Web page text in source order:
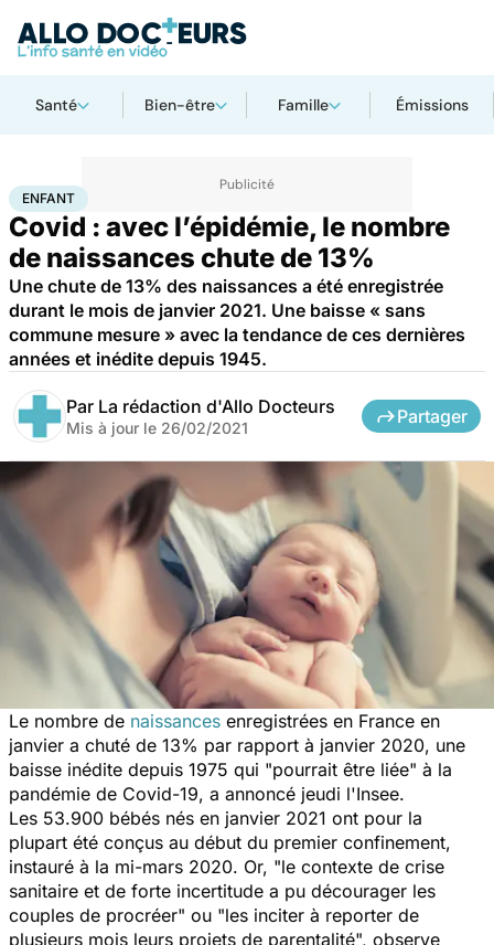
Santé Bien-être Famille Émissions
AccueilFamille
ENFANT
Covid : avec l’épidémie, le nombre
de naissances chute de 13%
Une chute de 13% des naissances a été enregistrée
durant le mois de janvier 2021. Une baisse « sans
commune mesure » avec la tendance de ces dernières
années et inédite depuis 1945.
Par La rédaction d'Allo Docteurs
Mis à jour le 26/02/2021
Partager
Le nombre de naissances enregistrées en France en
janvier a chuté de 13% par rapport à janvier 2020, une
baisse inédite depuis 1975 qui "pourrait être liée" à la
pandémie de Covid-19, a annoncé jeudi l'Insee.
Les 53.900 bébés nés en janvier 2021 ont pour la
plupart été conçus au début du premier confinement,
instauré à la mi-mars 2020. Or, "le contexte de crise
sanitaire et de forte incertitude a pu décourager les
couples de procréer" ou "les inciter à reporter de
plusieurs mois leurs projets de parentalité", observe